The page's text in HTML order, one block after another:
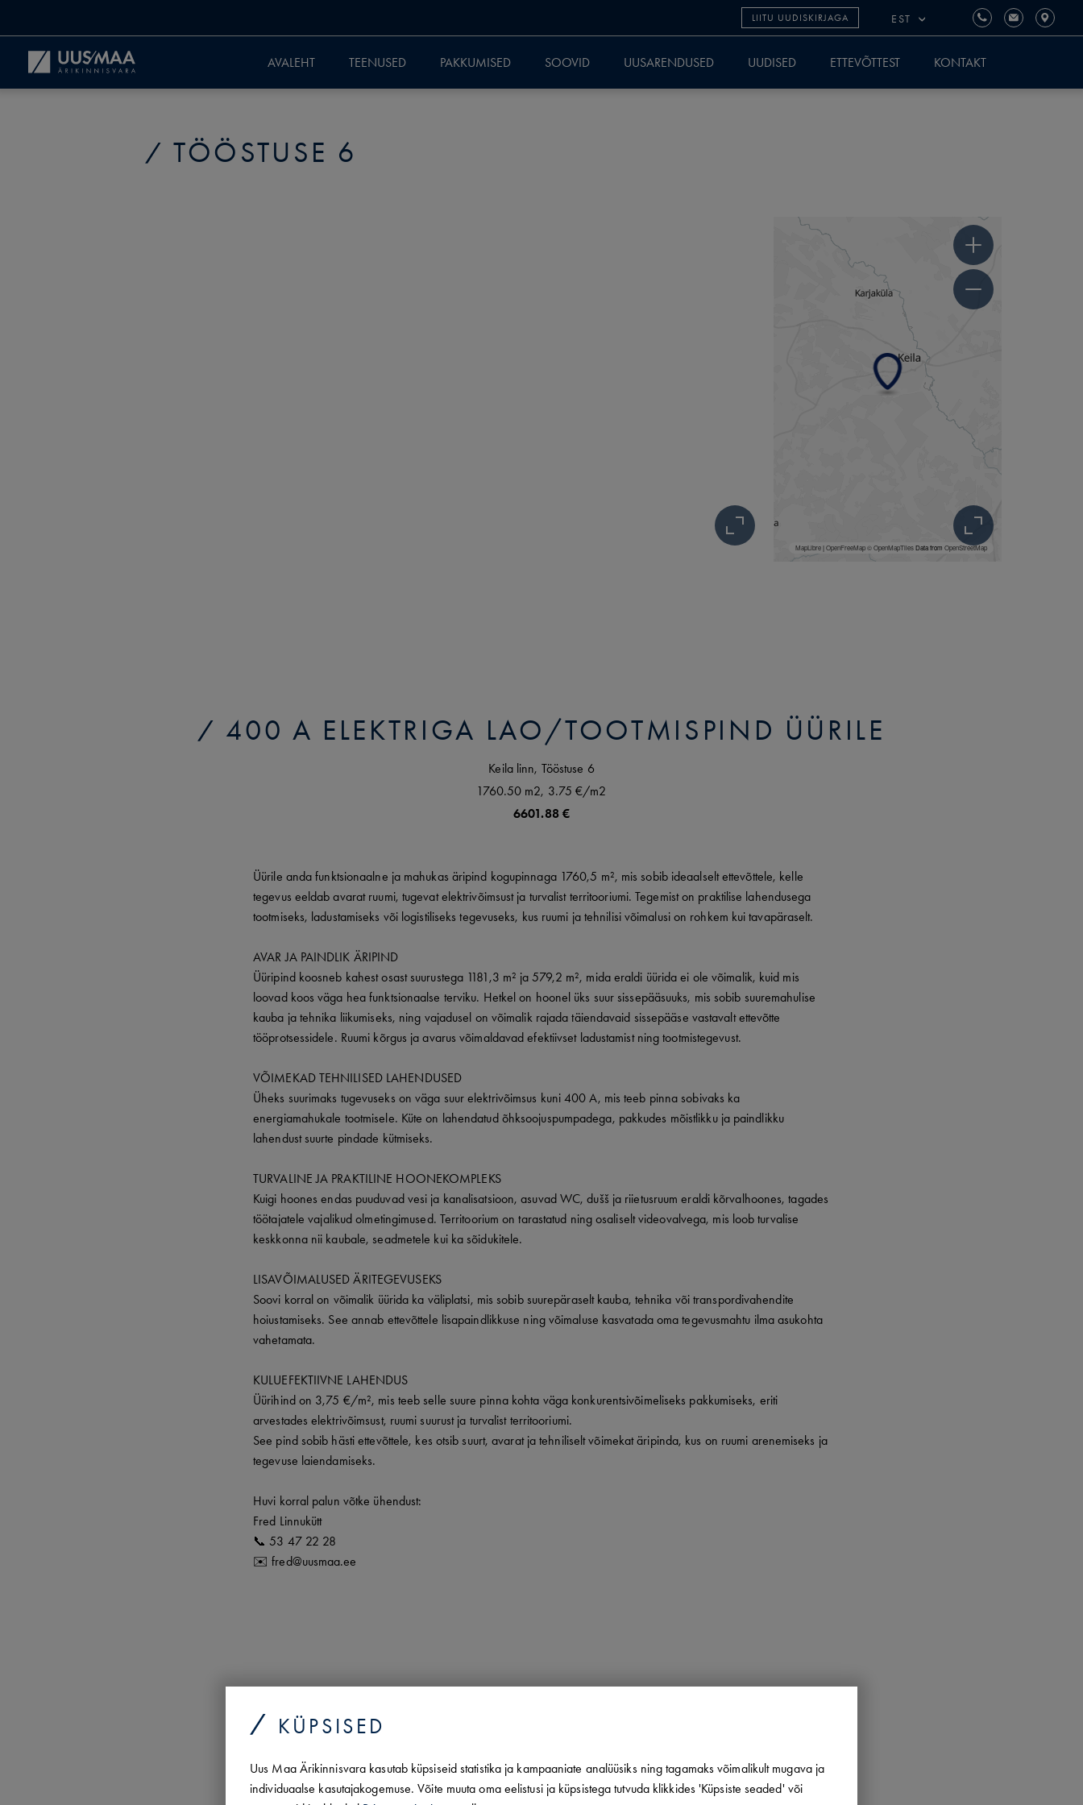
LIITU UUDISKIRJAGA EST
AVALEHT TEENUSED PAKKUMISED SOOVID UUSARENDUSED UUDISED ETTEVÕTTEST KONTAKT
KÜPSISED
Uus Maa Ärikinnisvara kasutab küpsiseid statistika ja kampaaniate analüüsiks ning tagamaks võimalikult mugava ja
individuaalse kasutajakogemuse. Võite muuta oma eelistusi ja küpsistega tutvuda klikkides 'Küpsiste seaded' või
TÖÖSTUSE 6
MapLibre|OpenFreeMap © OpenMapTilesData from OpenStreetMap
400 A ELEKTRIGA LAO/TOOTMISPIND ÜÜRILE
Keila linn, Tööstuse 6
1760.50 m2, 3.75 €/m2
6601.88 €
Üürile anda funktsionaalne ja mahukas äripind kogupinnaga 1760,5 m², mis sobib ideaalselt ettevõttele, kelle
tegevus eeldab avarat ruumi, tugevat elektrivõimsust ja turvalist territooriumi. Tegemist on praktilise lahendusega
tootmiseks, ladustamiseks või logistiliseks tegevuseks, kus ruumi ja tehnilisi võimalusi on rohkem kui tavapäraselt.
AVAR JA PAINDLIK ÄRIPIND
Üüripind koosneb kahest osast suurustega 1181,3 m² ja 579,2 m², mida eraldi üürida ei ole võimalik, kuid mis
loovad koos väga hea funktsionaalse terviku. Hetkel on hoonel üks suur sissepääsuuks, mis sobib suuremahulise
kauba ja tehnika liikumiseks, ning vajadusel on võimalik rajada täiendavaid sissepääse vastavalt ettevõtte
tööprotsessidele. Ruumi kõrgus ja avarus võimaldavad efektiivset ladustamist ning tootmistegevust.
VÕIMEKAD TEHNILISED LAHENDUSED
Üheks suurimaks tugevuseks on väga suur elektrivõimsus kuni 400 A, mis teeb pinna sobivaks ka
energiamahukale tootmisele. Küte on lahendatud õhksoojuspumpadega, pakkudes mõistlikku ja paindlikku
lahendust suurte pindade kütmiseks.
TURVALINE JA PRAKTILINE HOONEKOMPLEKS
Kuigi hoones endas puuduvad vesi ja kanalisatsioon, asuvad WC, dušš ja riietusruum eraldi kõrvalhoones, tagades
töötajatele vajalikud olmetingimused. Territoorium on tarastatud ning osaliselt videovalvega, mis loob turvalise
keskkonna nii kaubale, seadmetele kui ka sõidukitele.
LISAVÕIMALUSED ÄRITEGEVUSEKS
Soovi korral on võimalik üürida ka väliplatsi, mis sobib suurepäraselt kauba, tehnika või transpordivahendite
hoiustamiseks. See annab ettevõttele lisapaindlikkuse ning võimaluse kasvatada oma tegevusmahtu ilma asukohta
vahetamata.
KULUEFEKTIIVNE LAHENDUS
Üürihind on 3,75 €/m², mis teeb selle suure pinna kohta väga konkurentsivõimeliseks pakkumiseks, eriti
arvestades elektrivõimsust, ruumi suurust ja turvalist territooriumi.
See pind sobib hästi ettevõttele, kes otsib suurt, avarat ja tehniliselt võimekat äripinda, kus on ruumi arenemiseks ja
tegevuse laiendamiseks.
Huvi korral palun võtke ühendust:
Fred Linnukütt
📞 53 47 22 28
✉️ fred@uusmaa.ee
HOONE / OBJEKTI INFO
TEHING PINDALA